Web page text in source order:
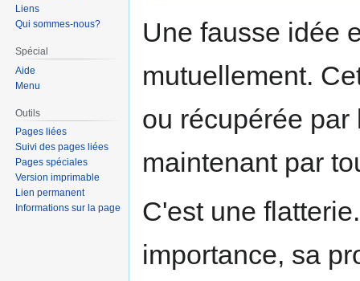
à
navigation
à
recherche
Une fausse idée
mutuellement.
ou récupérée
maintenant par
C'est une
importance, sa
Liens
Qui sommes-nous?
Spécial
Aide
Menu
Outils
Pages liées
Suivi des pages liées
Pages spéciales
Version imprimable
Lien permanent
Informations sur la page